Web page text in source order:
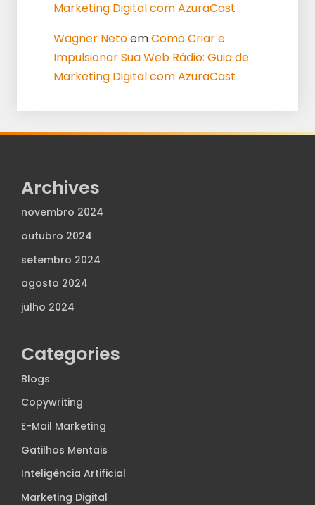
Marketing Digital com AzuraCast
Wagner NetoemComo Criar e
Impulsionar Sua Web Rádio: Guia de
Marketing Digital com AzuraCast
Archives
novembro 2024
outubro 2024
setembro 2024
agosto 2024
julho 2024
Categories
Blogs
Copywriting
E-Mail Marketing
Gatilhos Mentais
Inteligência Artificial
Marketing Digital